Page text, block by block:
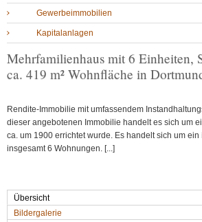
Gewerbeimmobilien
Kapitalanlagen
Mehrfamilienhaus mit 6 Einheiten,
ca. 419 m² Wohnfläche in
Rendite-Immobilie mit umfassendem
dieser angebotenen Immobilie handelt es sich um
ca. um 1900 errichtet wurde. Es handelt sich um
insgesamt 6 Wohnungen. [...]
Übersicht
Bildergalerie